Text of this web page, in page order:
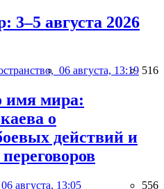
3–5 августа 2026
06 августа, 13:19 516
имя мира:
о
действий и
06 августа, 13:05 556